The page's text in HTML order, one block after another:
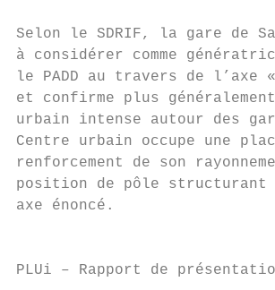
Selon le SDRIF, la gare de
à considérer comme
le PADD au travers de
et confirme plus
urbain intense autour des
Centre urbain occupe une
renforcement de son
position de pôle
axe énoncé.
PLUi – Rapport de